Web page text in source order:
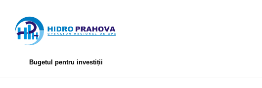
Bugetul pentru investiții